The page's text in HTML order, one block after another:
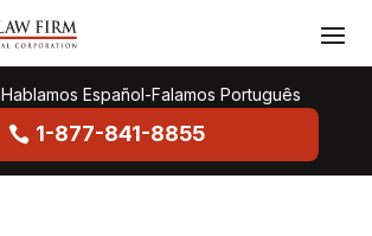
Hablamos Español-Falamos Português
1-877-841-8855